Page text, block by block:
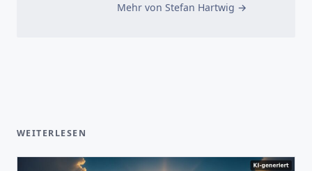
Mehr von Stefan Hartwig
WEITERLESEN